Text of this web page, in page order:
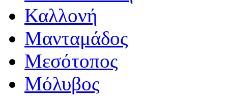
Καλλονή
Μανταμάδος
Μεσότοπος
Μόλυβος